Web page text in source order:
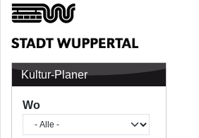
Kultur-Planer
Wo